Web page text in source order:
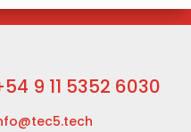
9 11 5352 6030